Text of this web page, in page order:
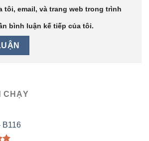
tôi, email, và trang web trong trình
bình luận kế tiếp của tôi.
CHẠY
B116